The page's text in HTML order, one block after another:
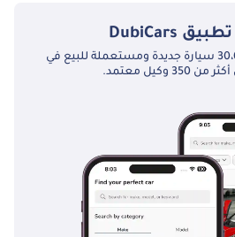
DubiCars
استكشف أكثر من 30،000 سيارة جديدة ومستعملة للبيع في
وكيل معتمد.